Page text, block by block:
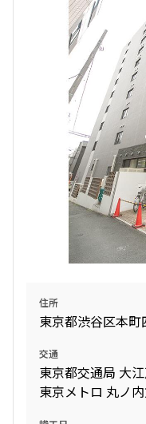
住所
東京都渋谷区本
交通
東京都交通局 大
東京メトロ 丸ノ